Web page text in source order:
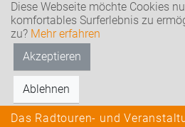
Diese Webseite möchte Cookies
komfortables Surferlebnis zu
zu? Mehr erfahren
Akzeptieren
Ablehnen
Das Radtouren- und